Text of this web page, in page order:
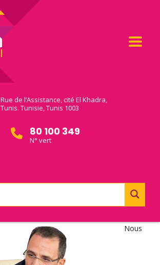
Rue de l’Assistance, cité El Khadra,
Tunis. Tunisie, Tunis 1003
80 100 349
N° vert
Nous